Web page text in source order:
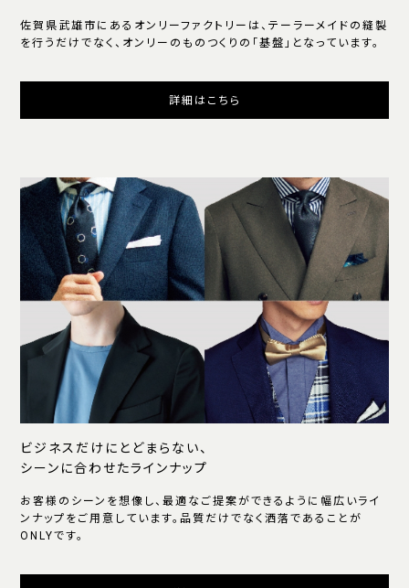
佐賀県武雄市にあるオンリーファクトリーは、テーラーメイドの縫製
を行うだけでなく、オンリーのものつくりの「基盤」となっています。
詳細はこちら
ビジネスだけにとどまらない、
シーンに合わせたラインナップ
お客様のシーンを想像し、最適なご提案ができるように幅広いライ
ンナップをご用意しています。品質だけでなく洒落であることが
ONLYです。